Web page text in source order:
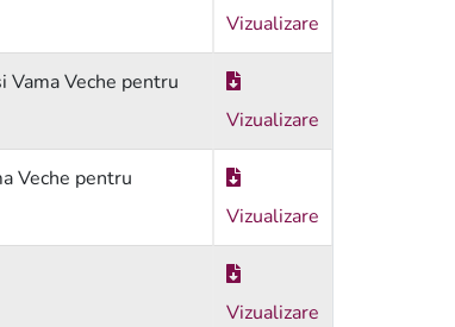
Vizualizare
Veche pentru
Vizualizare
Veche pentru
Vizualizare
Vizualizare